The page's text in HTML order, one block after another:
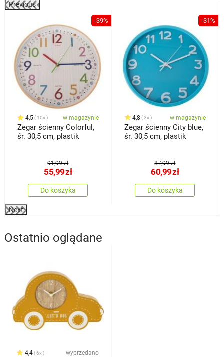
Previous
-39%
4,5 10x w magazynie
Zegar ścienny Colorful,
śr. 30,5 cm, plastik
91,99 zł
55,99zł
Do koszyka
-31%
4,8 3x w magazynie
Zegar ścienny City blue,
śr. 30,5 cm, plastik
87,99 zł
60,99zł
Do koszyka
Next
Ostatnio oglądane
4,4 6x wyprzedano